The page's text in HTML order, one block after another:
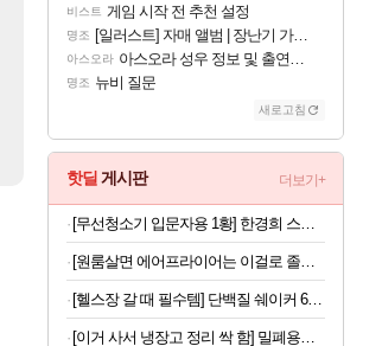
Ssf 정의를 내려 버린 디시인
우리 나라의 주적은?? [134]
100:8 보다 효율이 좋은 상향된 아제나 ㄷㄷ
레테 재사용 17번 터짐
비스트 챕터별 길찾기/지도 공략 (1 ~ 12장)
아주프로 4컷 만화 | 야간 보초는 너무 힘들어
리밋제로 테스트 때는 로비에 온라인 기능이 있는데
비스트 오브 리인카네이션 오픈 트레일러
비스트 게임 시작 전 추천 설정
명조 [일러스트] 자매 앨범 | 장난기 가득한 오후의 공원 (리메이크판)
아스오라 아스오라 성우 정보 및 출연작 모음
명조 뉴비 질문
새로고침
핫딜 게시판 더보기+
[헬스장 갈 때 필수템] 단백질 쉐이커 600ml